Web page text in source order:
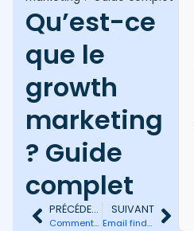
Qu’est-ce
que le
growth
marketing
? Guide
complet
PRÉCÉDENT
Comment élaborer un plan de prospection efficace
SUIVANT
Email finder : comment trouver des adresses email professionnelles efficacement